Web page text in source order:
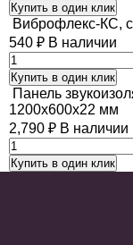
Купить в один клик
Виброфлекс-КС,
540 ₽ В наличии
Купить в один клик
Панель
1200х600х22 мм
2,790 ₽ В наличии
Купить в один клик